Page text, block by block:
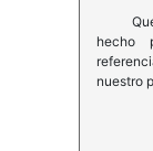
Que
hecho
nuestro